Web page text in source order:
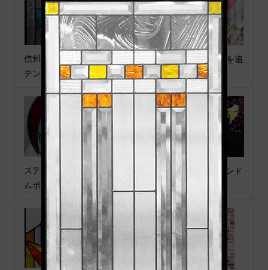
信州のログハウス「冬」ス
テンドグラス
ステンドグラス施工例を追
加しました
ステンドグラスでウエルカ
ムボード
BARのシンボル的ステンド
グラス